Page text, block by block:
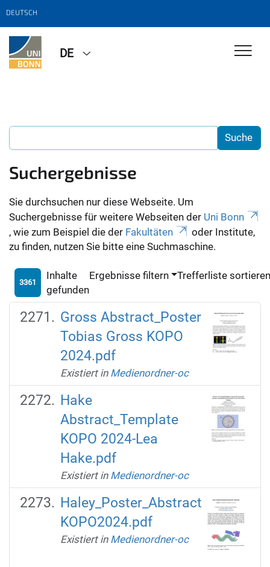
DEUTSCH
DE
Suchergebnisse
Sie durchsuchen nur diese Webseite. Um
Suchergebnisse für weitere Webseiten der Uni Bonn
, wie zum Beispiel die der Fakultäten
oder Institute,
zu finden, nutzen Sie bitte eine Suchmaschine.
3361
Inhalte
gefunden
Ergebnisse filtern Trefferliste
Gross Abstract_Poster
Tobias Gross KOPO
2024.pdf
Existiert in Medienordner-oc
Hake
Abstract_Template
KOPO 2024-Lea
Hake.pdf
Existiert in Medienordner-oc
Haley_Poster_Abstract
KOPO2024.pdf
Existiert in Medienordner-oc